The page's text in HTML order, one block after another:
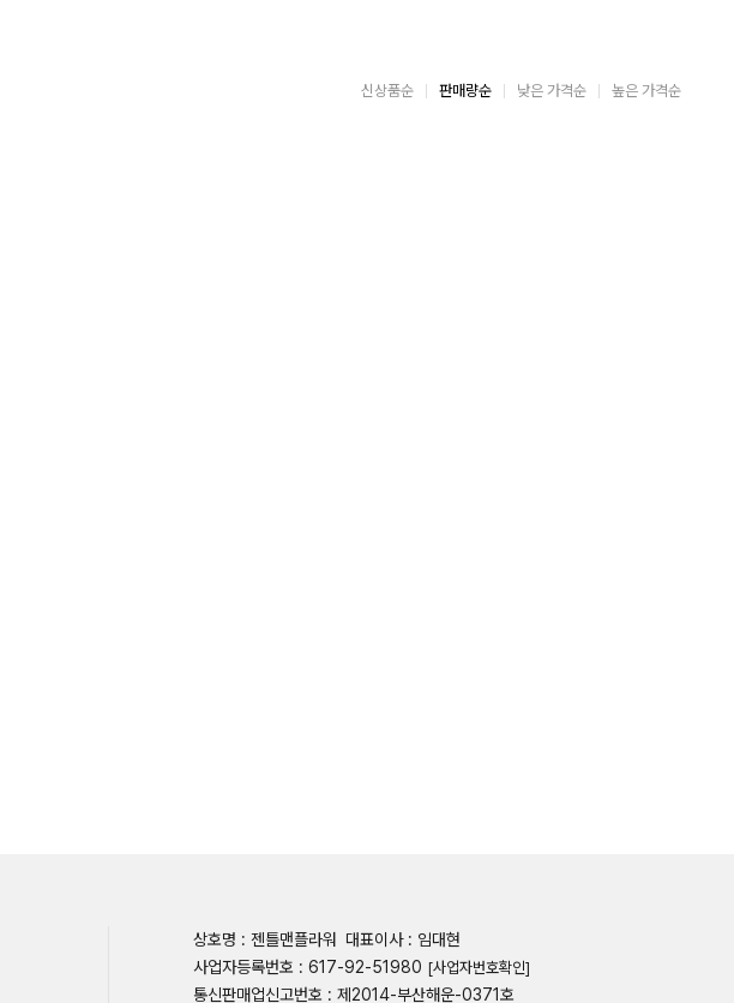
신상품순 판매량순 낮은 가격순 높은 가격순
상호명 : 젠틀맨플라워 대표이사 : 임대현
사업자등록번호 : 617-92-51980 [사업자번호확인]
통신판매업신고번호 : 제2014-부산해운-0371호